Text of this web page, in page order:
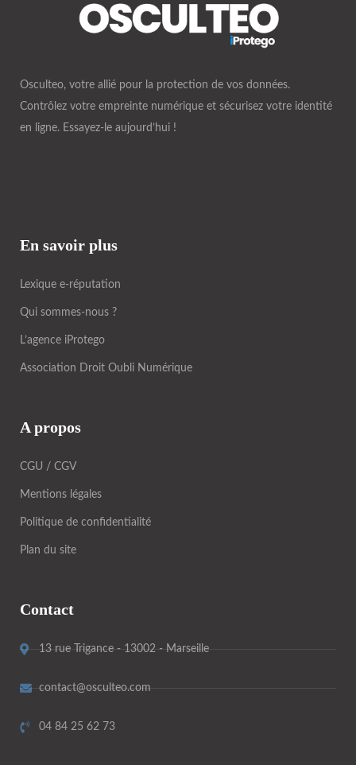
Osculteo, votre allié pour la protection de vos données.
Contrôlez votre empreinte numérique et sécurisez votre identité
en ligne. Essayez-le aujourd’hui !
En savoir plus
Lexique e-réputation
Qui sommes-nous ?
L’agence iProtego
Association Droit Oubli Numérique
A propos
CGU / CGV
Mentions légales
Politique de confidentialité
Plan du site
Contact
13 rue Trigance - 13002 - Marseille
contact@osculteo.com
04 84 25 62 73